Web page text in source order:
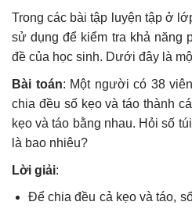
Trong các bài tập luyện tập ở
sử dụng để kiểm tra khả năng
đề của học sinh. Dưới đây là
Bài toán: Một người có 38
chia đều số kẹo và táo thành
kẹo và táo bằng nhau. Hỏi số
là bao nhiêu?
Lời giải:
Để chia đều cả kẹo và táo,